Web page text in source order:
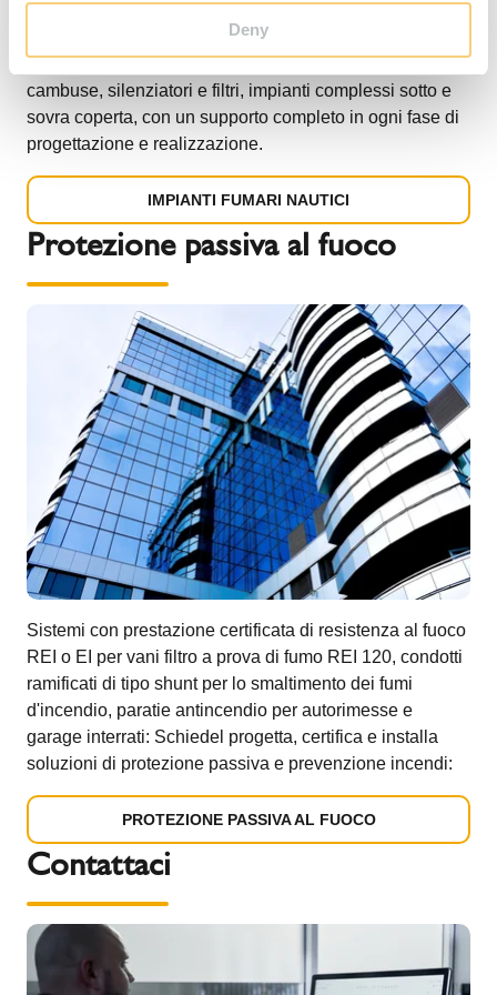
Deny
silenziatori ed accessori specifici per il settore degli
impianti nautici, marine & offshore: canne fumarie e
scarichi per motori marini, gruppi elettrogeni, forni,
cambuse, silenziatori e filtri, impianti complessi sotto e
sovra coperta, con un supporto completo in ogni fase di
progettazione e realizzazione.
IMPIANTI FUMARI NAUTICI
Protezione passiva al fuoco
Sistemi con prestazione certificata di resistenza al fuoco
REI o EI per vani filtro a prova di fumo REI 120, condotti
ramificati di tipo shunt per lo smaltimento dei fumi
d'incendio, paratie antincendio per autorimesse e
garage interrati: Schiedel progetta, certifica e installa
soluzioni di protezione passiva e prevenzione incendi:
PROTEZIONE PASSIVA AL FUOCO
Contattaci